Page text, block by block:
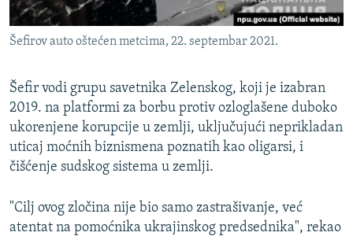
Šefirov auto oštećen metcima, 22. septembar 2021.
Šefir vodi grupu savetnika Zelenskog, koji je izabran
2019. na platformi za borbu protiv ozloglašene duboko
ukorenjene korupcije u zemlji, uključujući neprikladan
uticaj moćnih biznismena poznatih kao oligarsi, i
čišćenje sudskog sistema u zemlji.
"Cilj ovog zločina nije bio samo zastrašivanje, već
atentat na pomoćnika ukrajinskog predsednika", rekao